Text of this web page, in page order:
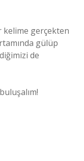
kelime gerçekten
gülüp
de